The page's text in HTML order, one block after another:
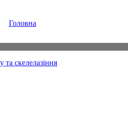
Головна
та скелелазіння